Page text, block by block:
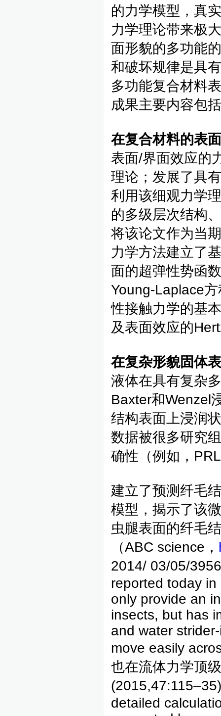
的力学模型，真
力学理论带来极
面形貌的多功能
和破坏规律是具
多功能复合材料
成果主要内容包
在复合材料的表
表面/界面效应的
理论；发展了具
利用该细观力学
的多级层次结构
将该论文作为当
力学方法建立了
面的超弹性势函
Young-Laplace
性接触力学的基
及表面效应的
在复杂形貌固体
液体在具有复杂
Baxter和Wenzel
结构表面上浸润
数据被很多研究
确性（例如，
建立了预测纤毛
模型，揭示了该
虫腿表面的纤毛
（ABC science，
2014/ 03/05/
reported today in
only provide an
insects, but has
and water
move easily
也在流体力学顶
detailed